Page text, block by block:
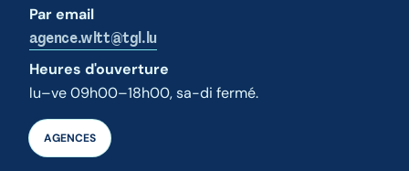
Par email
agence.wltt@tgl.lu
Heures d'ouverture
lu–ve 09h00–18h00, sa-di fermé.
AGENCES